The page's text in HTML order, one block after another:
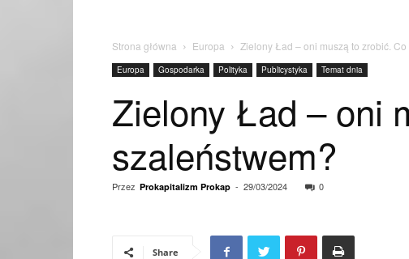
Strona główna Europa Zielony Ład – oni muszą to zrobić. Co
Europa Gospodarka Polityka Publicystyka Temat dnia
Zielony Ład – oni
szaleństwem?
Przez Prokapitalizm Prokap - 29/03/2024 0
Share